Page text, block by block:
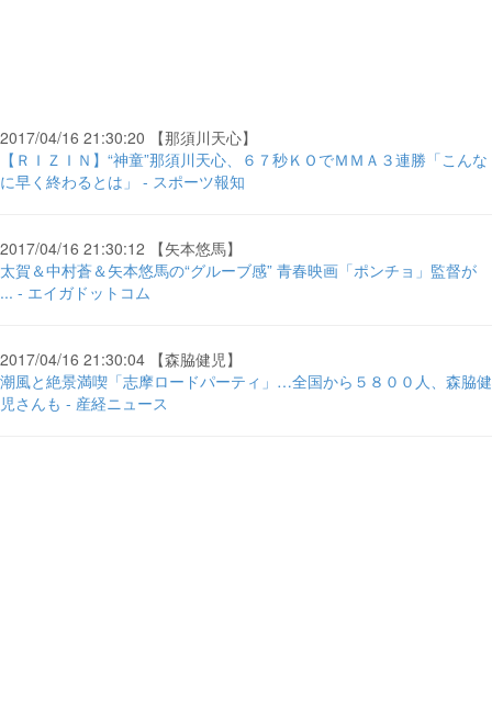
2017/04/16 21:30:20 【那須川天心】
【ＲＩＺＩＮ】“神童”那須川天心、６７秒ＫＯでＭＭＡ３連勝「こんな
に早く終わるとは」 - スポーツ報知
2017/04/16 21:30:12 【矢本悠馬】
太賀＆中村蒼＆矢本悠馬の“グルーブ感” 青春映画「ポンチョ」監督が
... - エイガドットコム
2017/04/16 21:30:04 【森脇健児】
潮風と絶景満喫「志摩ロードパーティ」…全国から５８００人、森脇健
児さんも - 産経ニュース